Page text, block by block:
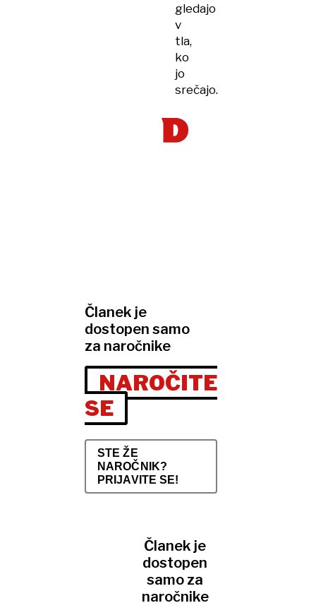
gledajo
v
tla,
ko
jo
srečajo.
Članek je
dostopen samo
za naročnike
NAROČITE
SE
STE ŽE
NAROČNIK?
PRIJAVITE SE!
Članek je
dostopen
samo za
naročnike